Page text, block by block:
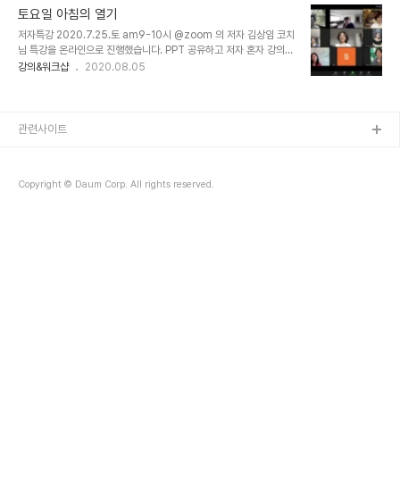
천으로 전 직원 대상의 프로그램으로 확대 되었어요. 저는 그 뒤를 이
어 PM코치로 3월의 마지막을 달렸네요. 행복한 피드백을 받고 올해
10회기의 워크숍이 모두 확정되었답니다!! S사를 시작으로 앞으로 IT
중견기업들의 마음 건강을 위해 블루밍이 함께 달려보겠습니다.
토요일 아침의 열기
저자특강 2020.7.25.토 am9-10시 @zoom 의 저자 김상임 코치
님 특강을 온라인으로 진행했습니다. PPT 공유하고 저자 혼자 강의를
했을거라 생각하셨다면 오산!! 참여자 모두가 코칭을 작접 받을 수 있
면 너머로 소통했지만, 마음을 알아차림 할 때의 감동은 고스란히 느껴
요!!
강의&워크샵 2020.08.05
Copyright © Daum Corp. All rights reserved.
관련사이트